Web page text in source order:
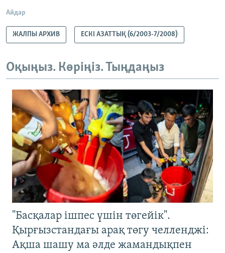
Айдар
ЖАЛПЫ АРХИВ ЕСКІ АЗАТТЫҚ (6/2003-7/2008)
Оқыңыз. Көріңіз. Тыңдаңыз
"Басқалар ішпес үшін төгейік".
Қырғызстандағы арақ төгу челленджі:
Ақша шашу ма әлде жамандықпен